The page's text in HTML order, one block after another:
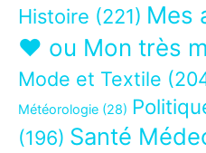
Histoire (221) Mes
❤ ou Mon très
Mode et Textile
Météorologie (28)
(196) Santé